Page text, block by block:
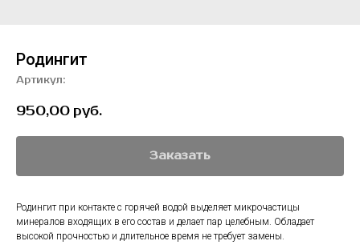
Родингит
Артикул:
950,00 руб.
Заказать
Родингит при контакте с горячей водой выделяет микрочастицы
минералов входящих в его состав и делает пар целебным. Обладает
высокой прочностью и длительное время не требует замены.